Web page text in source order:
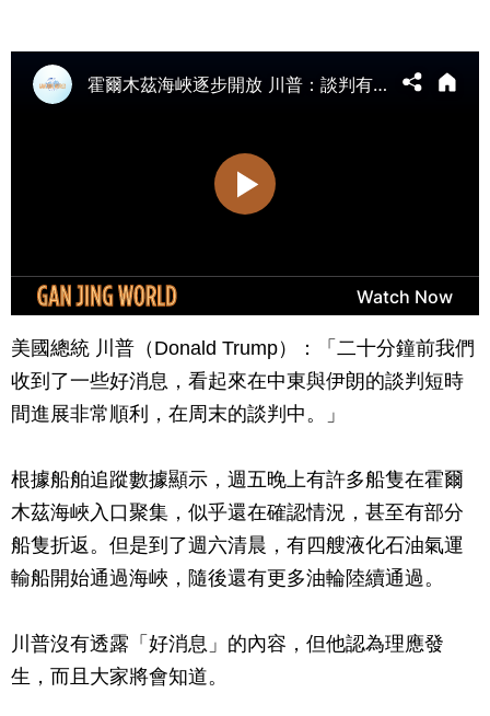
美國總統 川普（Donald Trump）：「二十分鐘前我們
收到了一些好消息，看起來在中東與伊朗的談判短時
間進展非常順利，在周末的談判中。」
根據船舶追蹤數據顯示，週五晚上有許多船隻在霍爾
木茲海峽入口聚集，似乎還在確認情況，甚至有部分
船隻折返。但是到了週六清晨，有四艘液化石油氣運
輸船開始通過海峽，隨後還有更多油輪陸續通過。
川普沒有透露「好消息」的內容，但他認為理應發
生，而且大家將會知道。